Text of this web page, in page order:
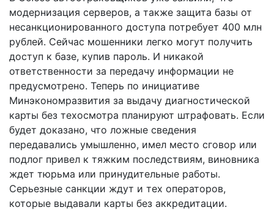
модернизация серверов, а также защита базы от
несанкционированного доступа потребует 400 млн
рублей. Сейчас мошенники легко могут получить
доступ к базе, купив пароль. И никакой
ответственности за передачу информации не
предусмотрено. Теперь по инициативе
Минэкономразвития за выдачу диагностической
карты без техосмотра планируют штрафовать. Если
будет доказано, что ложные сведения
передавались умышленно, имел место сговор или
подлог привел к тяжким последствиям, виновника
ждет тюрьма или принудительные работы.
Серьезные санкции ждут и тех операторов,
которые выдавали карты без аккредитации.